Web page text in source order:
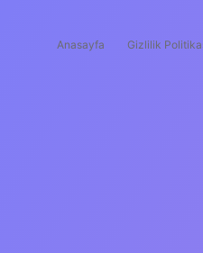
Anasayfa Gizlilik